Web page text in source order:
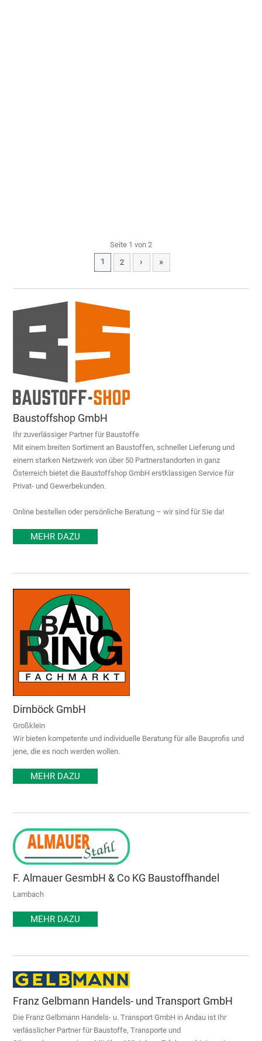
Seite 1 von 2
1
2 › »
Baustoffshop GmbH
Ihr zuverlässiger Partner für Baustoffe
Mit einem breiten Sortiment an Baustoffen, schneller Lieferung und
einem starken Netzwerk von über 50 Partnerstandorten in ganz
Österreich bietet die Baustoffshop GmbH erstklassigen Service für
Privat- und Gewerbekunden.
Online bestellen oder persönliche Beratung – wir sind für Sie da!
MEHR DAZU
Dirnböck GmbH
Großklein
Wir bieten kompetente und individuelle Beratung für alle Bauprofis und
jene, die es noch werden wollen.
MEHR DAZU
F. Almauer GesmbH & Co KG Baustoffhandel
Lambach
MEHR DAZU
Franz Gelbmann Handels- und Transport GmbH
Die Franz Gelbmann Handels- u. Transport GmbH in Andau ist Ihr
verlässlicher Partner für Baustoffe, Transporte und